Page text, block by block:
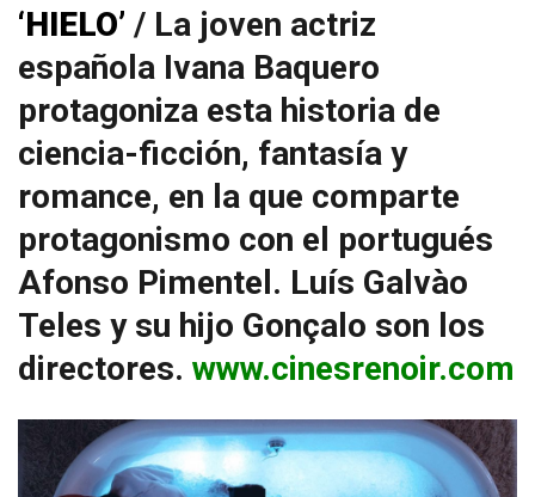
‘HIELO’ / La joven actriz
española Ivana Baquero
protagoniza esta historia de
ciencia-ficción, fantasía y
romance, en la que comparte
protagonismo con el portugués
Afonso Pimentel. Luís Galvào
Teles y su hijo Gonçalo son los
directores. www.cinesrenoir.com